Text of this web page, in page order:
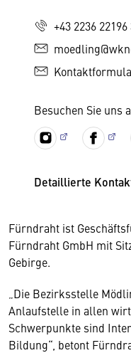
+43 2236 22196
Besuchen Sie uns
Detaillierte
Fürndraht ist
Fürndraht GmbH mit
Gebirge.
„Die Bezirksstelle
Anlaufstelle in allen
Schwerpunkte sind
Bildung“, betont